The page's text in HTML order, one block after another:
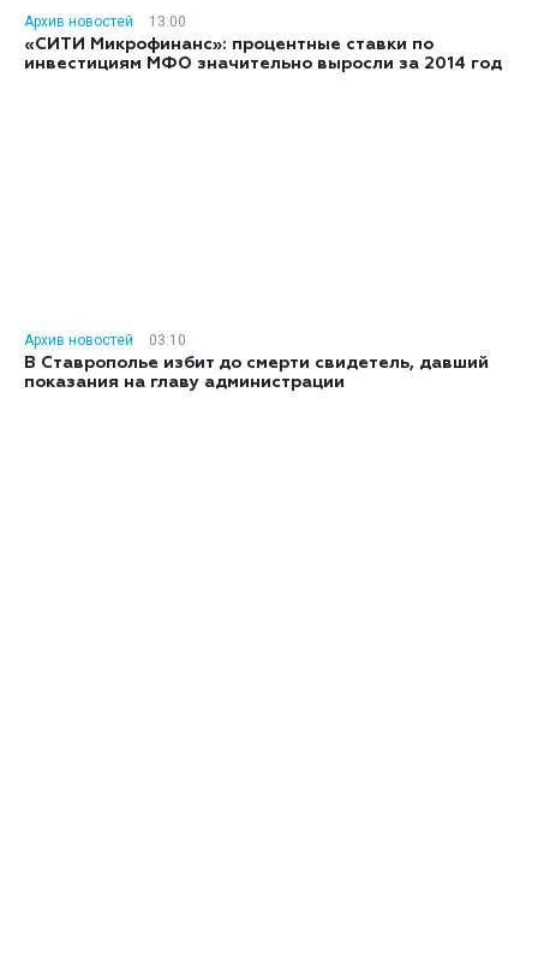
Архив новостей
13:00
«СИТИ Микрофинанс»: процентные ставки по
инвестициям МФО значительно выросли за 2014 год
Архив новостей
03:10
В Ставрополье избит до смерти свидетель, давший
показания на главу администрации